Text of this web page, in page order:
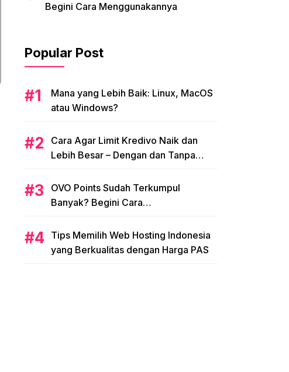
Begini Cara Menggunakannya
Popular Post
Mana yang Lebih Baik: Linux, MacOS
atau Windows?
Cara Agar Limit Kredivo Naik dan
Lebih Besar – Dengan dan Tanpa
OVO Points Sudah Terkumpul
Banyak? Begini Cara
Tips Memilih Web Hosting Indonesia
yang Berkualitas dengan Harga PAS